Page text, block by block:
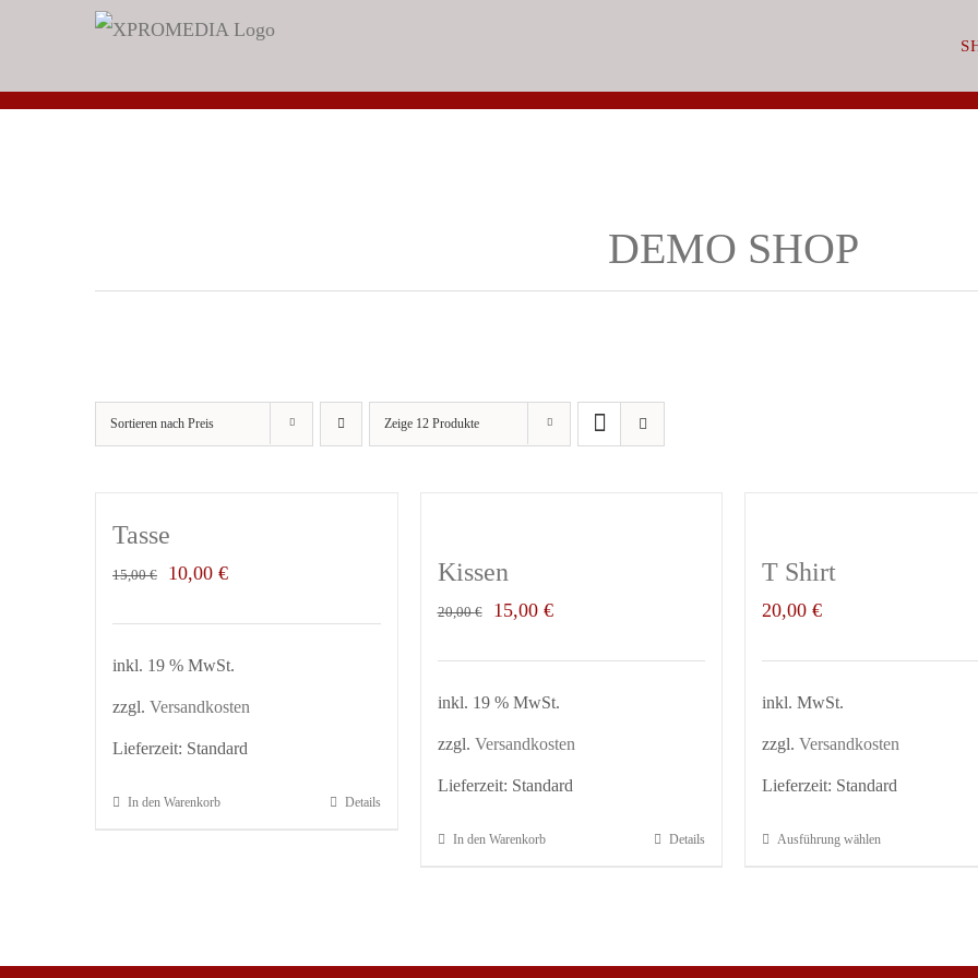
springen
DEMO SHOP
Sortieren nach Preis Zeige 12 Produkte
Tasse
15,00€
Ursprünglicher
10,00 €Aktueller
inkl. 19 % MwSt.
zzgl. Versandkosten
Lieferzeit: Standard
In den Warenkorb Details
Kissen
20,00€
Ursprünglicher
15,00 €Aktueller
inkl. 19 % MwSt.
zzgl. Versandkosten
Lieferzeit: Standard
In den Warenkorb Details
T Shirt
20,00 €
inkl. MwSt.
zzgl. Versandkosten
Lieferzeit: Standard
Ausführung wählenDieses